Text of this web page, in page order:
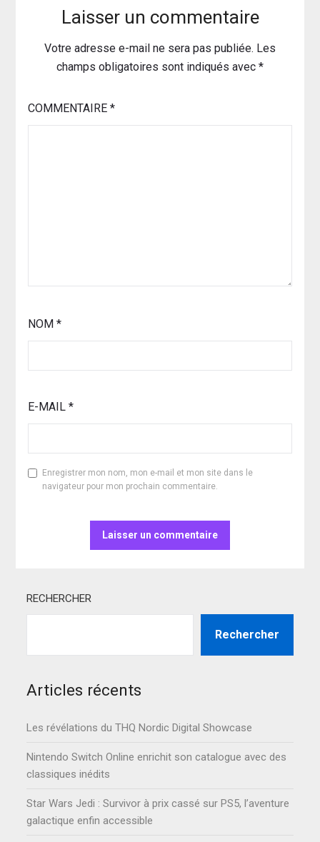
Laisser un commentaire
Votre adresse e-mail ne sera pas publiée. Les
champs obligatoires sont indiqués avec *
COMMENTAIRE *
NOM *
E-MAIL *
Enregistrer mon nom, mon e-mail et mon site dans le
navigateur pour mon prochain commentaire.
RECHERCHER
Rechercher
Articles récents
Les révélations du THQ Nordic Digital Showcase
Nintendo Switch Online enrichit son catalogue avec des
classiques inédits
Star Wars Jedi : Survivor à prix cassé sur PS5, l’aventure
galactique enfin accessible